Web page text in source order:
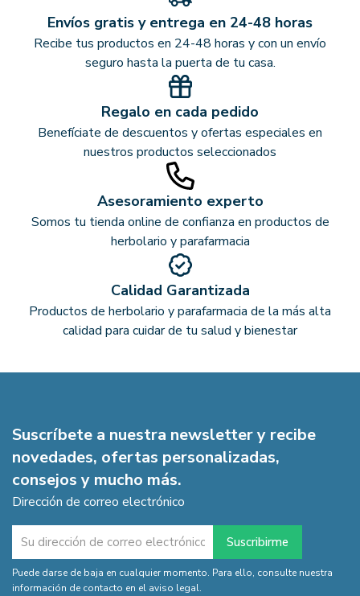
Envíos gratis y entrega en 24-48 horas
Recibe tus productos en 24-48 horas y con un envío
seguro hasta la puerta de tu casa.
Regalo en cada pedido
Benefíciate de descuentos y ofertas especiales en
nuestros productos seleccionados
Asesoramiento experto
Somos tu tienda online de confianza en productos de
herbolario y parafarmacia
Calidad Garantizada
Productos de herbolario y parafarmacia de la más alta
calidad para cuidar de tu salud y bienestar
Suscríbete a nuestra newsletter y recibe
novedades, ofertas personalizadas,
consejos y mucho más.
Dirección de correo electrónico
Puede darse de baja en cualquier momento. Para ello, consulte nuestra
información de contacto en el aviso legal.